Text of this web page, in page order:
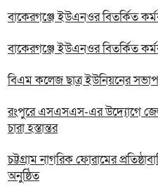
বাকেরগঞ্জে ইউএনওর বিতর্কিত
বাকেরগঞ্জে ইউএনওর বিতর্কিত
বিএম কলেজ ছাত্র ইউনিয়নের
রংপুরে এসএসএস-এর উদ্যোগে
চারা হস্তান্তর
চট্টগ্রাম নাগরিক ফোরামের
অনুষ্ঠিত